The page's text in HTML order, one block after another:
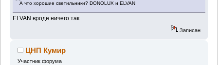
А что хорошие светильники? DONOLUX и ELVAN
ELVAN вроде ничего так...
Записан
ЦНП Кумир
Участник форума